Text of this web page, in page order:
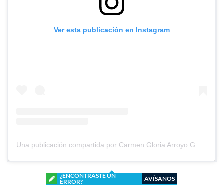
Ver esta publicación en Instagram
¿ENCONTRASTE UN
ERROR?
AVÍSANOS